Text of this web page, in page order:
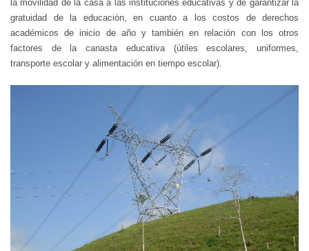
la movilidad de la casa a las instituciones educativas y de garantizar la
gratuidad de la educación, en cuanto a los costos de derechos
académicos de inicio de año y también en relación con los otros
factores de la canasta educativa (útiles escolares, uniformes,
transporte escolar y alimentación en tiempo escolar).